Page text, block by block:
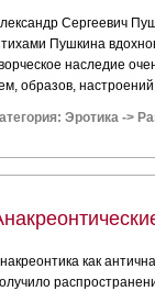
Сергеевич
Пушкина
наследие
образов,
Эротика ->
как